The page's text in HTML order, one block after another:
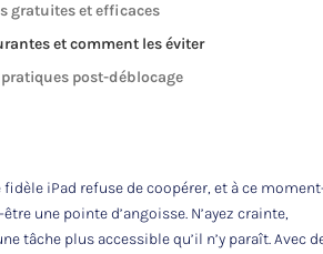
gratuites et efficaces
et comment les éviter
post-déblocage
iPad refuse de coopérer, et à ce
une pointe d’angoisse. N’ayez crainte,
tâche plus accessible qu’il n’y paraît. Avec